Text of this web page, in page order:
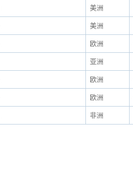
美洲
美洲
欧洲
亚洲
欧洲
欧洲
非洲